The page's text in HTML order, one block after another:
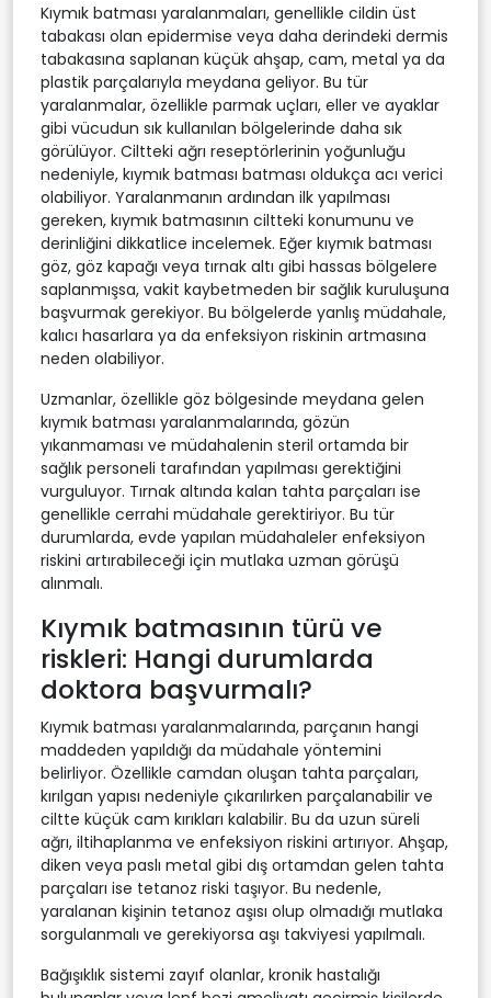
Kıymık batması yaralanmaları, genellikle cildin üst
tabakası olan epidermise veya daha derindeki dermis
tabakasına saplanan küçük ahşap, cam, metal ya da
plastik parçalarıyla meydana geliyor. Bu tür
yaralanmalar, özellikle parmak uçları, eller ve ayaklar
gibi vücudun sık kullanılan bölgelerinde daha sık
görülüyor. Ciltteki ağrı reseptörlerinin yoğunluğu
nedeniyle, kıymık batması batması oldukça acı verici
olabiliyor. Yaralanmanın ardından ilk yapılması
gereken, kıymık batmasının ciltteki konumunu ve
derinliğini dikkatlice incelemek. Eğer kıymık batması
göz, göz kapağı veya tırnak altı gibi hassas bölgelere
saplanmışsa, vakit kaybetmeden bir sağlık kuruluşuna
başvurmak gerekiyor. Bu bölgelerde yanlış müdahale,
kalıcı hasarlara ya da enfeksiyon riskinin artmasına
neden olabiliyor.
Uzmanlar, özellikle göz bölgesinde meydana gelen
kıymık batması yaralanmalarında, gözün
yıkanmaması ve müdahalenin steril ortamda bir
sağlık personeli tarafından yapılması gerektiğini
vurguluyor. Tırnak altında kalan tahta parçaları ise
genellikle cerrahi müdahale gerektiriyor. Bu tür
durumlarda, evde yapılan müdahaleler enfeksiyon
riskini artırabileceği için mutlaka uzman görüşü
alınmalı.
Kıymık batmasının türü ve
riskleri: Hangi durumlarda
doktora başvurmalı?
Kıymık batması yaralanmalarında, parçanın hangi
maddeden yapıldığı da müdahale yöntemini
belirliyor. Özellikle camdan oluşan tahta parçaları,
kırılgan yapısı nedeniyle çıkarılırken parçalanabilir ve
ciltte küçük cam kırıkları kalabilir. Bu da uzun süreli
ağrı, iltihaplanma ve enfeksiyon riskini artırıyor. Ahşap,
diken veya paslı metal gibi dış ortamdan gelen tahta
parçaları ise tetanoz riski taşıyor. Bu nedenle,
yaralanan kişinin tetanoz aşısı olup olmadığı mutlaka
sorgulanmalı ve gerekiyorsa aşı takviyesi yapılmalı.
Bağışıklık sistemi zayıf olanlar, kronik hastalığı